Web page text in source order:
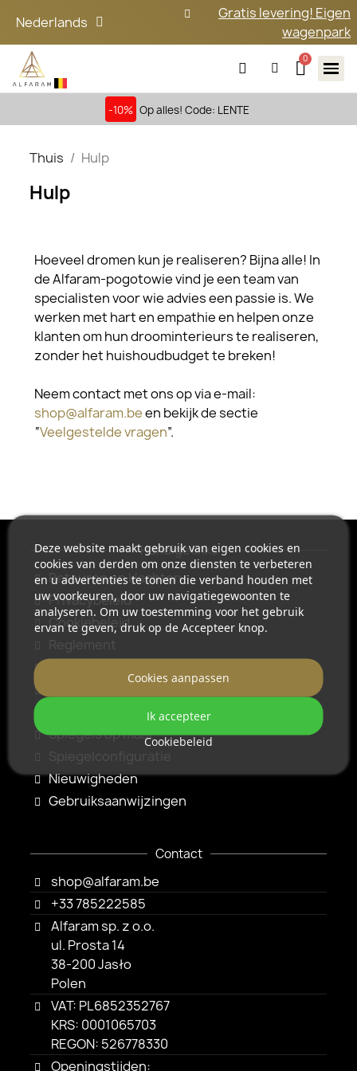
Nederlands
Gratis levering! Eigen
wagenpark
-10% Op alles! Code: LENTE
Thuis Hulp
Hulp
Hoeveel dromen kun je realiseren? Bijna alle! In
de Alfaram-pogotowie vind je een team van
specialisten voor wie advies een passie is. We
werken met hart en empathie en helpen onze
klanten om hun droominterieurs te realiseren,
zonder het huishoudbudget te breken!
Neem contact met ons op via e-mail:
shop@alfaram.been bekijk de sectie
“Veelgestelde vragen”.
Handige links
Retouren en klachten
Privacybeleid
Cookiebeleid
Reglement
Spiegels op maat
Spiegelconfiguratie
Nieuwigheden
Gebruiksaanwijzingen
Contact
shop@alfaram.be
+33 785222585
Alfaram sp. z o.o.
ul. Prosta 14
38-200 Jasło
Polen
VAT: PL6852352767
KRS: 0001065703
REGON: 526778330
Openingstijden:
Deze website maakt gebruik van eigen cookies en
cookies van derden om onze diensten te verbeteren
en u advertenties te tonen die verband houden met
uw voorkeuren, door uw navigatiegewoonten te
analyseren. Om uw toestemming voor het gebruik
ervan te geven, druk op de Accepteer knop.
Cookiebeleid
Cookies aanpassen
Ik accepteer